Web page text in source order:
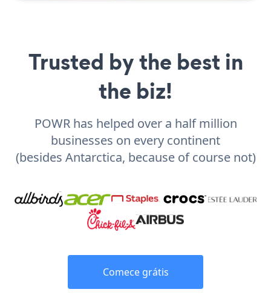
Trusted by the best in
the biz!
POWR has helped over a half million
businesses on every continent
(besides Antarctica, because of course not)
Comece grátis